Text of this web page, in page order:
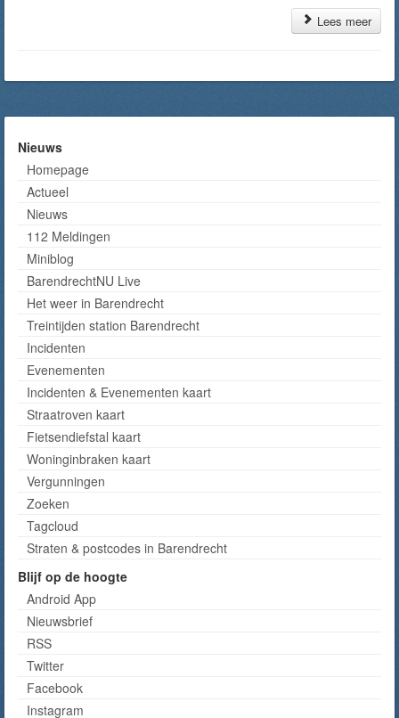
Lees meer
Nieuws
Homepage
Actueel
Nieuws
112 Meldingen
Miniblog
BarendrechtNU Live
Het weer in Barendrecht
Treintijden station Barendrecht
Incidenten
Evenementen
Incidenten & Evenementen kaart
Straatroven kaart
Fietsendiefstal kaart
Woninginbraken kaart
Vergunningen
Zoeken
Tagcloud
Straten & postcodes in Barendrecht
Blijf op de hoogte
Android App
Nieuwsbrief
RSS
Twitter
Facebook
Instagram